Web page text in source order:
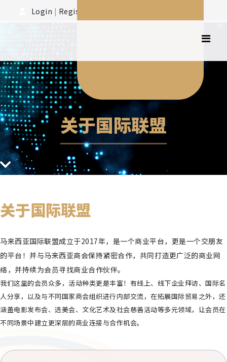
Login | Register
关于国际联盟
关于国际联盟
马来西亚国际联盟成立于2017年，是一个商业平台，更是一个交朋友
的平台！并与马来西亚商会保持紧密合作，共同打造更广泛的商业网
络，并持续为会员寻找商业合作伙伴。
我们这里的会员众多，活动种类更是丰富！有线上、线下企业拜访、国际名
人分享，以及与不同国家商会组织进行内部交流，在拓展国际贸易之外，还
涵盖电影发布会、选美会、文化艺术及社会慈善活动等多元领域，让会员在
不同场景中建立更深层的商业连接与合作机会。